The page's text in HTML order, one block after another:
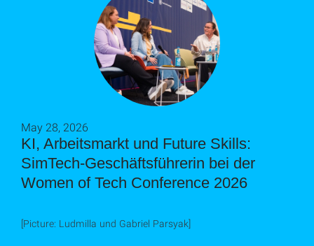
KI, Arbeitsmarkt und Future Skills:
SimTech-Geschäftsführerin bei der
Women of Tech Conference 2026
May 28, 2026
[Picture: Ludmilla und Gabriel Parsyak]